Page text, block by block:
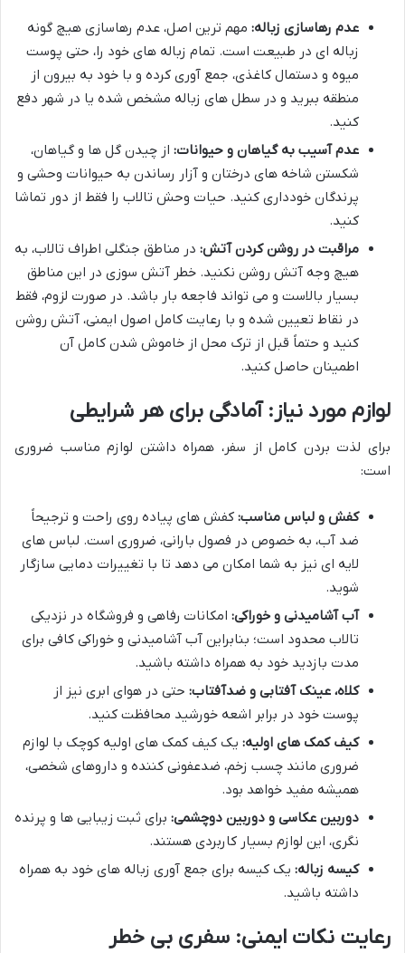
عدم رهاسازی زباله: مهم ترین اصل، عدم رهاسازی هیچ گونه
زباله ای در طبیعت است. تمام زباله های خود را، حتی پوست
میوه و دستمال کاغذی، جمع آوری کرده و با خود به بیرون از
منطقه ببرید و در سطل های زباله مشخص شده یا در شهر دفع
کنید.
عدم آسیب به گیاهان و حیوانات: از چیدن گل ها و گیاهان،
شکستن شاخه های درختان و آزار رساندن به حیوانات وحشی و
پرندگان خودداری کنید. حیات وحش تالاب را فقط از دور تماشا
کنید.
مراقبت در روشن کردن آتش: در مناطق جنگلی اطراف تالاب، به
هیچ وجه آتش روشن نکنید. خطر آتش سوزی در این مناطق
بسیار بالاست و می تواند فاجعه بار باشد. در صورت لزوم، فقط
در نقاط تعیین شده و با رعایت کامل اصول ایمنی، آتش روشن
کنید و حتماً قبل از ترک محل از خاموش شدن کامل آن
اطمینان حاصل کنید.
لوازم مورد نیاز: آمادگی برای هر شرایطی
برای لذت بردن کامل از سفر، همراه داشتن لوازم مناسب ضروری
است:
کفش و لباس مناسب: کفش های پیاده روی راحت و ترجیحاً
ضد آب، به خصوص در فصول بارانی، ضروری است. لباس های
لایه ای نیز به شما امکان می دهد تا با تغییرات دمایی سازگار
شوید.
آب آشامیدنی و خوراکی: امکانات رفاهی و فروشگاه در نزدیکی
تالاب محدود است؛ بنابراین آب آشامیدنی و خوراکی کافی برای
مدت بازدید خود به همراه داشته باشید.
کلاه، عینک آفتابی و ضدآفتاب: حتی در هوای ابری نیز از
پوست خود در برابر اشعه خورشید محافظت کنید.
کیف کمک های اولیه: یک کیف کمک های اولیه کوچک با لوازم
ضروری مانند چسب زخم، ضدعفونی کننده و داروهای شخصی،
همیشه مفید خواهد بود.
دوربین عکاسی و دوربین دوچشمی: برای ثبت زیبایی ها و پرنده
نگری، این لوازم بسیار کاربردی هستند.
کیسه زباله: یک کیسه برای جمع آوری زباله های خود به همراه
داشته باشید.
رعایت نکات ایمنی: سفری بی خطر